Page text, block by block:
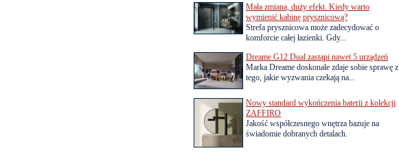
Mała zmiana, duży efekt. Kiedy warto
wymienić kabinę prysznicową?
Strefa prysznicowa może zadecydować o
komforcie całej łazienki. Gdy...
Dreame G12 Dual zastąpi nawet 5 urządzeń
Marka Dreame doskonale zdaje sobie sprawę z
tego, jakie wyzwania czekają na...
Nowy standard wykończenia baterii z kolekcji
ZAFFIRO
Jakość współczesnego wnętrza bazuje na
świadomie dobranych detalach.